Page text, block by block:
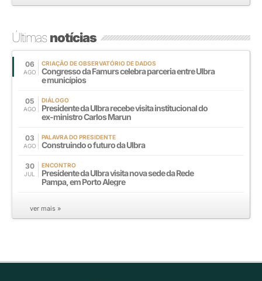
Últimasnotícias
06
AGO
CRIAÇÃO DE OBSERVATÓRIO DE DADOS
Congresso da Famurs celebra parceria entre Ulbra
e municípios
05
AGO
DIÁLOGO
Presidente da Ulbra recebe visita institucional do
ex-ministro Carlos Marun
03
AGO
PALAVRA DO PRESIDENTE
Construindo o futuro da Ulbra
30
JUL
ENCONTRO
Presidente da Ulbra visita nova sede da Rede
Pampa, em Porto Alegre
ver mais »